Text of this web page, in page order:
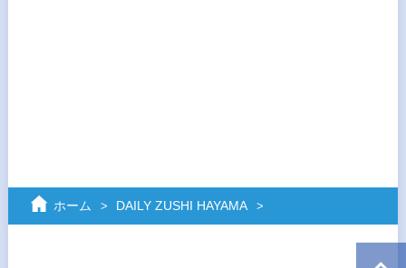
ホーム DAILY ZUSHI HAYAMA